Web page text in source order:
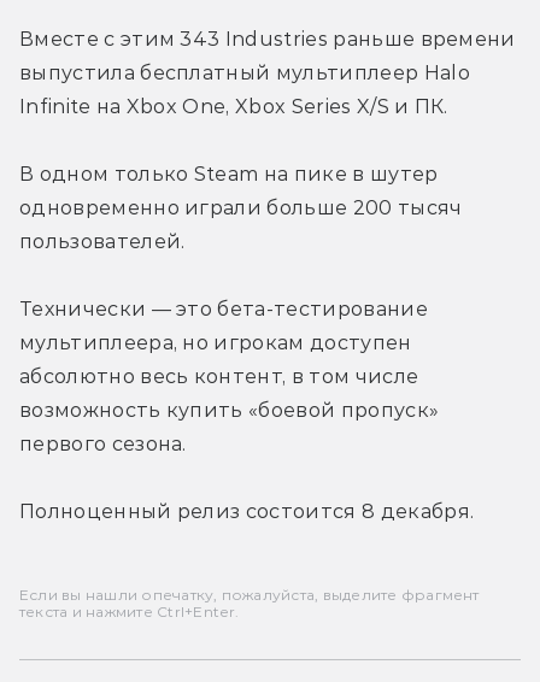
Вместе с этим 343 Industries раньше времени
выпустила бесплатный мультиплеер Halo
Infinite на Xbox One, Xbox Series X/S и ПК.
В одном только Steam на пике в шутер
одновременно играли больше 200 тысяч
пользователей.
Технически — это бета-тестирование
мультиплеера, но игрокам доступен
абсолютно весь контент, в том числе
возможность купить «боевой пропуск»
первого сезона.
Полноценный релиз состоится 8 декабря.
Если вы нашли опечатку, пожалуйста, выделите фрагмент
текста и нажмите Ctrl+Enter.